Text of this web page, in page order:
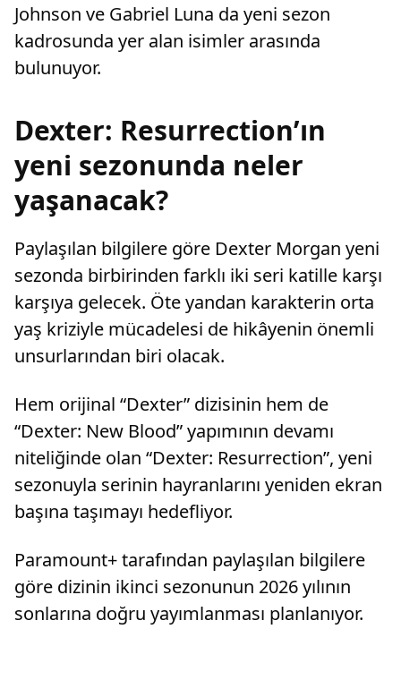
Johnson ve Gabriel Luna da yeni sezon
kadrosunda yer alan isimler arasında
bulunuyor.
Dexter: Resurrection’ın
yeni sezonunda neler
yaşanacak?
Paylaşılan bilgilere göre Dexter Morgan yeni
sezonda birbirinden farklı iki seri katille karşı
karşıya gelecek. Öte yandan karakterin orta
yaş kriziyle mücadelesi de hikâyenin önemli
unsurlarından biri olacak.
Hem orijinal “Dexter” dizisinin hem de
“Dexter: New Blood” yapımının devamı
niteliğinde olan “Dexter: Resurrection”, yeni
sezonuyla serinin hayranlarını yeniden ekran
başına taşımayı hedefliyor.
Paramount+ tarafından paylaşılan bilgilere
göre dizinin ikinci sezonunun 2026 yılının
sonlarına doğru yayımlanması planlanıyor.